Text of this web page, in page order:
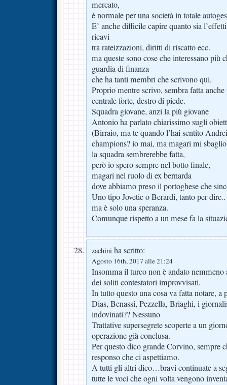
mercato,
è normale per una società in totale
E’ anche difficile capire quanto sia
ricavi
tra rateizzazioni, diritti di riscatto ecc.
ma queste sono cose che interessano più
guardia di finanza
che ha tanti membri che scrivono qui.
Proprio mentre scrivo, sembra fatta
centrale forte, destro di piede.
Squadra giovane, anzi la più giovane
Antonio ha parlato chiarissimo sugli
(Birraio, ma te quando l’hai sentito
champions? io mai, ma magari mi
la squadra sembrerebbe fatta,
però io spero sempre nel botto finale,
magari nel ruolo di ex bernarda
dove abbiamo preso il portoghese che
Uno tipo Jovetic o Berardi, tanto per dire..
ma è solo una speranza.
Comunque rispetto a un mese fa la
zachini ha scritto:
Agosto 16th, 2017 alle 21:24
Insomma il turco non è andato
dei soliti contestatori improvvisati.
In tutto questo una cosa va fatta notare,
Dias, Benassi, Pezzella, Briaghi, i
indovinati?? Nessuno
Trattative supersegrete scoperte a un
operazione già conclusa.
Per questo dico grande Corvino, sempre
responso che ci aspettiamo.
A tutti gli altri dico…bravi continuate a
tutte le voci che ogni volta vengono